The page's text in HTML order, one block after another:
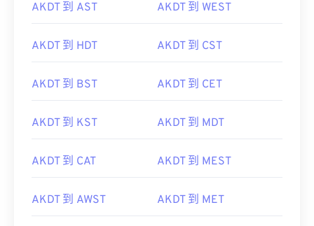
AKDT 到 AST AKDT 到 WEST
AKDT 到 HDT AKDT 到 CST
AKDT 到 BST AKDT 到 CET
AKDT 到 KST AKDT 到 MDT
AKDT 到 CAT AKDT 到 MEST
AKDT 到 AWST AKDT 到 MET